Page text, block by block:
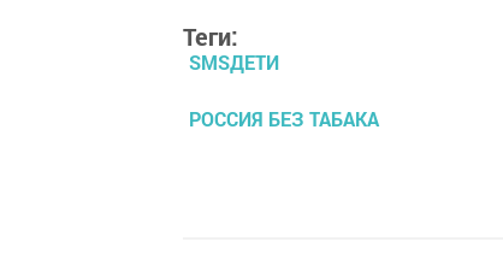
Теги:
SMSДЕТИ
РОССИЯ БЕЗ ТАБАКА